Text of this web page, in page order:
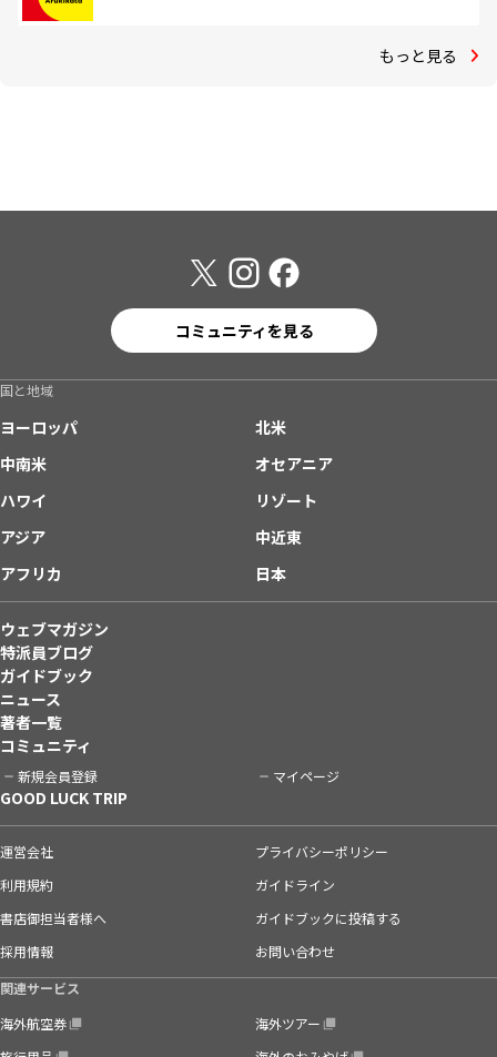
もっと見る
コミュニティを見る
国と地域
ヨーロッパ
北米
中南米
オセアニア
ハワイ
リゾート
アジア
中近東
アフリカ
日本
ウェブマガジン
特派員ブログ
ガイドブック
ニュース
著者一覧
コミュニティ
新規会員登録 マイページ
GOOD LUCK TRIP
運営会社
プライバシーポリシー
利用規約
ガイドライン
書店御担当者様へ
ガイドブックに投稿する
採用情報
お問い合わせ
関連サービス
海外航空券
海外ツアー